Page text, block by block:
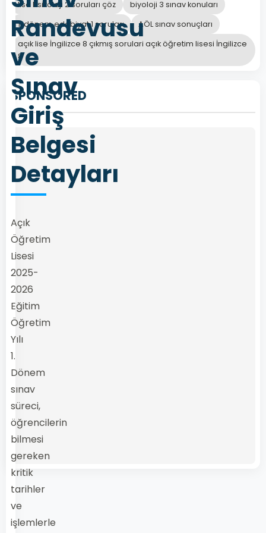
Randevusu
ve
Sınav
Giriş
Belgesi
Detayları
Açık
Öğretim
Lisesi
2025-
2026
Eğitim
Öğretim
Yılı
1.
Dönem
sınav
süreci,
öğrencilerin
bilmesi
gereken
kritik
tarihler
ve
işlemlerle
lise Psikoloji 2 soruları çöz
biyoloji 3 sınav konuları
1. dönem edebiyat 1 soruları
AÖL sınav sonuçları
açık lise İngilizce 8 çıkmış sorulari açık öğretim lisesi İngilizce
8
SPONSORED